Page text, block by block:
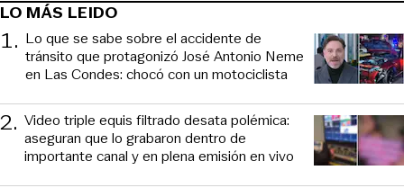
LO MÁS LEIDO
1. Lo que se sabe sobre el accidente de
tránsito que protagonizó José Antonio Neme
en Las Condes: chocó con un motociclista
2. Video triple equis filtrado desata polémica:
aseguran que lo grabaron dentro de
importante canal y en plena emisión en vivo